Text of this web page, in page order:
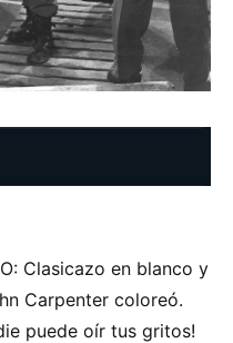
Clasicazo en blanco y
Carpenter coloreó.
puede oír tus gritos!